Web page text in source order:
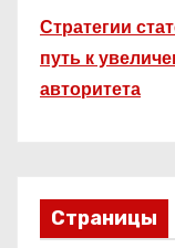
Стратегии
путь к
авторитета
Страницы